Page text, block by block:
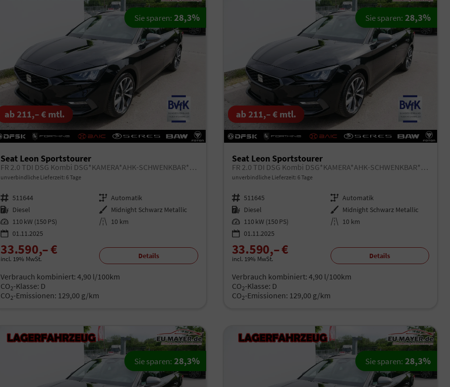
ab 211,– € mtl.
Seat Leon Sportstourer
FR 2.0 TDI DSG Kombi DSG*KAMERA*AHK-SCHWENKBAR*NAVI*TEMPOMAT*WINTERPAKET*
unverbindliche Lieferzeit: 6 Tage
Fahrzeugnr. 511644 Getriebe Automatik
Kraftstoff Diesel Außenfarbe Midnight Schwarz Metallic
Leistung 110 kW (150 PS) Kilometerstand 10 km
01.11.2025
33.590,– €
incl. 19% MwSt.
Sie sparen: 28,3%
Details
Verbrauch kombiniert:4,90 l/100km
CO2-Klasse: D
CO2-Emissionen: 129,00 g/km
ab 211,– € mtl.
Seat Leon Sportstourer
FR 2.0 TDI DSG Kombi DSG*KAMERA*AHK-SCHWENKBAR*NAVI*TEMPOMAT*WINTERPAKET*
unverbindliche Lieferzeit: 6 Tage
Fahrzeugnr. 511645 Getriebe Automatik
Kraftstoff Diesel Außenfarbe Midnight Schwarz Metallic
Leistung 110 kW (150 PS) Kilometerstand 10 km
01.11.2025
33.590,– €
incl. 19% MwSt.
Sie sparen: 28,3%
Details
Verbrauch kombiniert: 4,90 l/100km
CO2-Klasse: D
CO2-Emissionen: 129,00 g/km
Sie sparen: 28,3% Sie sparen: 28,3%